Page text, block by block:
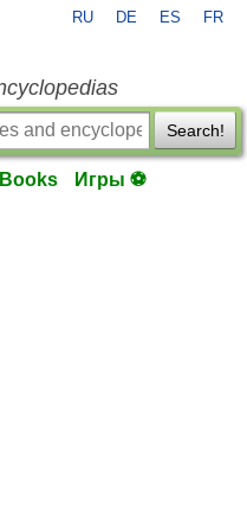
RU DE ES FR
Search!
Books Игры ⚽